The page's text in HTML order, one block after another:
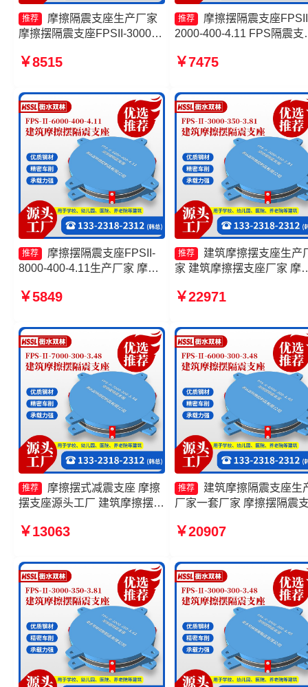
推荐
摩擦隔震支座生产厂家
摩擦摆隔震支座FPSII-3000-
座FJZQZ9000GD生产厂家 摩
400-4.11源头工厂
￥8515
推荐
摩擦摆隔震支座
2000-400-4.11 FPS隔震支
FPSII-6000-400-4.11厂家
￥7475
推荐
摩擦摆隔震支座FPSII-
8000-400-4.11生产厂家 摩擦
3.48源头工厂 摩擦摆隔震支座
隔震支座FPS-Ⅱ-8000-200厂
家
￥5849
推荐
建筑摩擦摆支座生产
家 建筑摩擦摆支座厂家 摩
支座FPSII-5000-300-3.48
￥22971
推荐
摩擦摆式减震支座 摩擦
摆支座源头工厂 建筑摩擦摆隔
产厂家
￥13063
推荐
建筑摩擦隔震支座生
厂家一套厂家 摩擦摆隔震
擦摆隔振支座 建筑摩擦摆
￥20907